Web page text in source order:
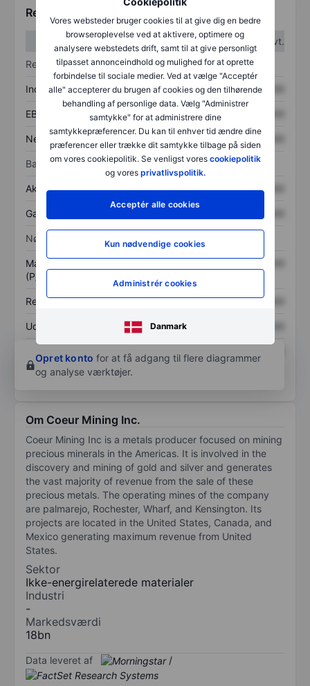
Vores websteder bruger cookies til at give dig en bedre
browseroplevelse ved at aktivere, optimere og
analysere webstedets drift, samt til at give personligt
tilpasset annonceindhold og mulighed for at oprette
forbindelse til sociale medier. Ved at vælge "Acceptér
alle" accepterer du brugen af cookies og den tilhørende
behandling af personlige data. Vælg "Administrer
samtykke" for at administrere dine
samtykkepræferencer. Du kan til enhver tid ændre dine
præferencer eller trække dit samtykke tilbage på siden
om vores cookiepolitik. Se venligst vores cookiepolitik
og vores privatlivspolitik.
Acceptér alle cookies
Kun nødvendige cookies
Administrér cookies
Danmark
Regnskabstal
1. kvt.
2. kvt.
Resultatopgørelse
Indtægter XXXXXXX XXXXXXX
EBITDA XXXXXXX
Nettoresultat
Balance
Aktiver i alt XXXXXXX XXXXXXX
Gæld
Nøgletal
Markedsværdi/omsætning
(P/S)
Resultat pr. aktie (EPS) XXXXXXX XXXXXXX
Udbytte pr. aktie XXXXXXX
Opret konto for at få adgang til flere diagrammer
og analyse værktøjer.
Om Coeur Mining Inc.
Coeur Mining Inc is a metals producer focused on mining
precious minerals in the Americas. It is involved in the
discovery and mining of gold and silver and generates
the vast majority of revenue from the sale of these
precious metals. The operating mines of the company
are palmarejo, Rochester, Wharf, and Kensington. Its
projects are located in the United States, Canada, and
Mexico generating maximum revenue from United
States.
Sektor
Ikke-energirelaterede materialer
Industri
-
Markedsværdi
18bn
Data leveret af /